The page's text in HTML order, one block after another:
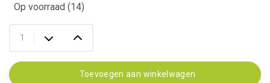
Op voorraad (14)
Toevoegen aan winkelwagen